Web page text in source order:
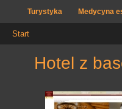
Turystyka Medycyna
Start
hotel z